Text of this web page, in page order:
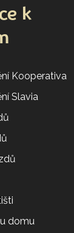
k
Kooperativa
Slavia
domu